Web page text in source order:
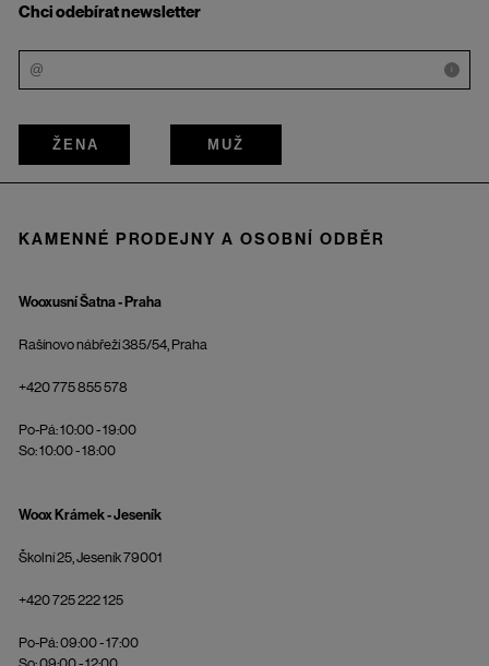
Chci odebírat newsletter
i
ŽENA MUŽ
KAMENNÉ PRODEJNY A OSOBNÍ ODBĚR
Wooxusní Šatna - Praha
Rašínovo nábřeží 385/54, Praha
+420 775 855 578
Po-Pá: 10:00 - 19:00
So: 10:00 - 18:00
Woox Krámek - Jeseník
Školní 25, Jeseník 79001
+420 725 222 125
Po-Pá: 09:00 - 17:00